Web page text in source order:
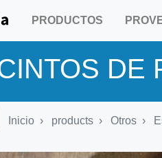
PRODUCTOS
DE
Inicio products Otros